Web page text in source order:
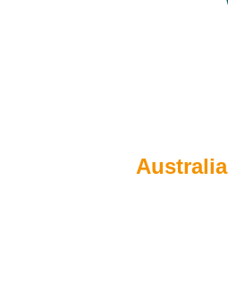
Australia